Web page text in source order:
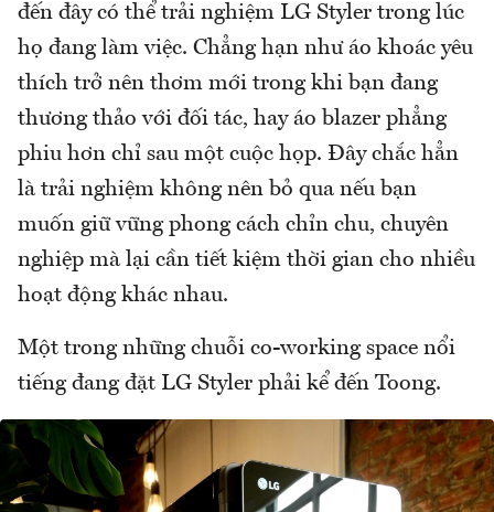
đến đây có thể trải nghiệm LG Styler trong lúc
họ đang làm việc. Chẳng hạn như áo khoác yêu
thích trở nên thơm mới trong khi bạn đang
thương thảo với đối tác, hay áo blazer phẳng
phiu hơn chỉ sau một cuộc họp. Đây chắc hẳn
là trải nghiệm không nên bỏ qua nếu bạn
muốn giữ vững phong cách chỉn chu, chuyên
nghiệp mà lại cần tiết kiệm thời gian cho nhiều
hoạt động khác nhau.
Một trong những chuỗi co-working space nổi
tiếng đang đặt LG Styler phải kể đến Toong.